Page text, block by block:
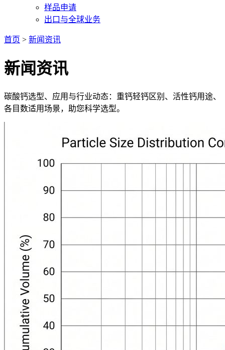
样品申请
出口与全球业务
首页 > 新闻资讯
新闻资讯
碳酸钙选型、应用与行业动态：重钙轻钙区别、活性钙用途、
各目数适用场景，助您科学选型。